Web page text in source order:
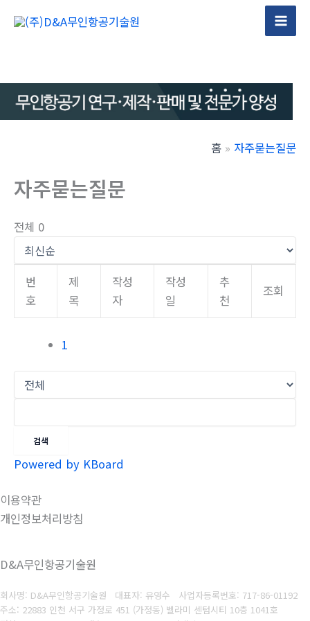
건
뛰
Main
홈 자주묻는질문
자주묻는질문
전체 0
번
호
제
목
작성
자
작성
일
추
천
조회
1
검색
Powered by KBoard
이용약관
개인정보처리방침
D&A무인항공기술원
회사명: D&A무인항공기술원 대표자: 유영수 사업자등록번호: 717-86-01192
주소: 22883 인천 서구 가정로 451 (가정동) 벨라미 센텀시티 10층 1041호